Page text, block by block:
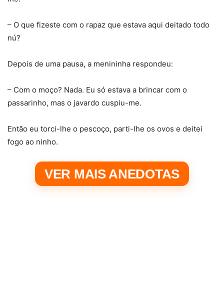
– O que fizeste com o rapaz que estava aqui deitado todo
nú?
Depois de uma pausa, a menininha respondeu:
– Com o moço? Nada. Eu só estava a brincar com o
passarinho, mas o javardo cuspiu-me.
Então eu torci-lhe o pescoço, parti-lhe os ovos e deitei
fogo ao ninho.
VER MAIS ANEDOTAS